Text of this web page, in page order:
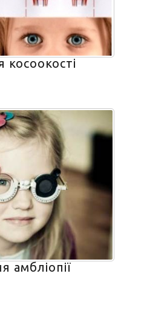
косоокості
амбліопії